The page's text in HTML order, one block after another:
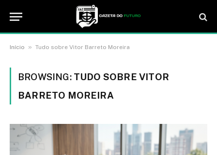
Início » Tudo sobre Vitor Barreto Moreira
BROWSING: TUDO SOBRE VITOR
BARRETO MOREIRA